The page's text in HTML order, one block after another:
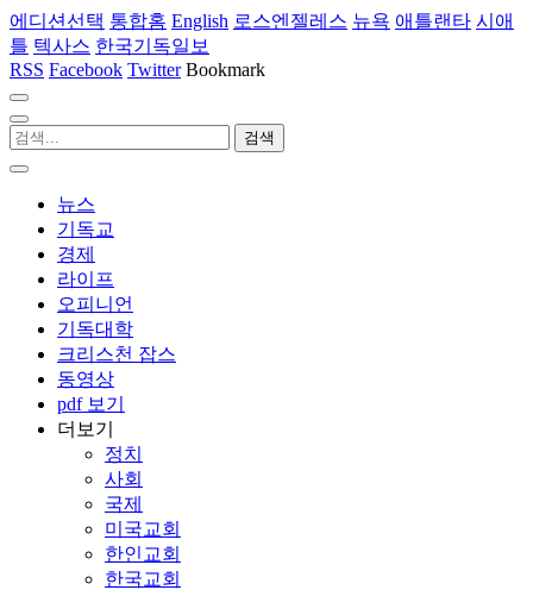
에디션선택 통합홈 English 로스엔젤레스 뉴욕 애틀랜타 시애
틀 텍사스 한국기독일보
RSS Facebook Twitter Bookmark
뉴스
기독교
경제
라이프
오피니언
기독대학
크리스천 잡스
동영상
pdf 보기
더보기
정치
사회
국제
미국교회
한인교회
한국교회